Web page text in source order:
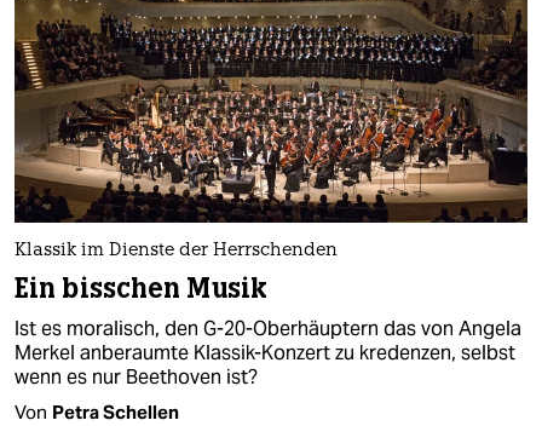
Klassik im Dienste der Herrschenden
Ein bisschen Musik
Ist es moralisch, den G-20-Oberhäuptern das von Angela
Merkel anberaumte Klassik-Konzert zu kredenzen, selbst
wenn es nur Beethoven ist?
Von Petra Schellen